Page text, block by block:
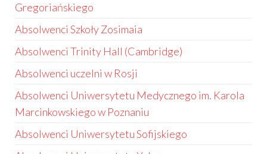
Gregoriańskiego
Absolwenci Szkoły Zosimaia
Absolwenci Trinity Hall (Cambridge)
Absolwenci uczelni w Rosji
Absolwenci Uniwersytetu Medycznego im. Karola
Marcinkowskiego w Poznaniu
Absolwenci Uniwersytetu Sofijskiego